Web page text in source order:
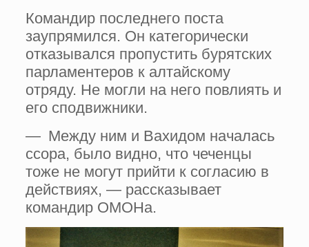
Командир последнего поста
заупрямился. Он категорически
отказывался пропустить бурятских
парламентеров к алтайскому
отряду. Не могли на него повлиять и
его сподвижники.
— Между ним и Вахидом началась
ссора, было видно, что чеченцы
тоже не могут прийти к согласию в
действиях, — рассказывает
командир ОМОНа.